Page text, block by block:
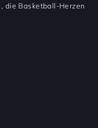
die Basketball-Herzen